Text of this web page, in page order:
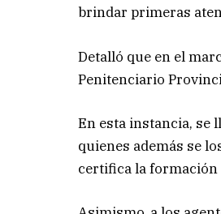
brindar primeras
Detalló que en el
Penitenciario
En esta instancia, se
quienes además se
certifica la formación